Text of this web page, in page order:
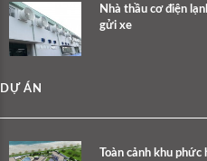
Nhà thầu cơ điện
gửi xe
DỰ ÁN
Toàn cảnh khu